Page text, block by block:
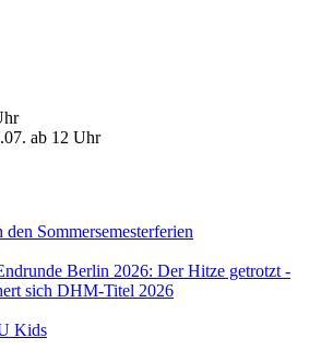
ab 12 Uhr
Sommersemesterferien
Berlin 2026: Der Hitze getrotzt -
sich DHM-Titel 2026
Kids